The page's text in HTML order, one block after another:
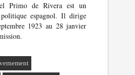
Primo de Rivera est un
espagnol. Il dirige
1923 au 28 janvier